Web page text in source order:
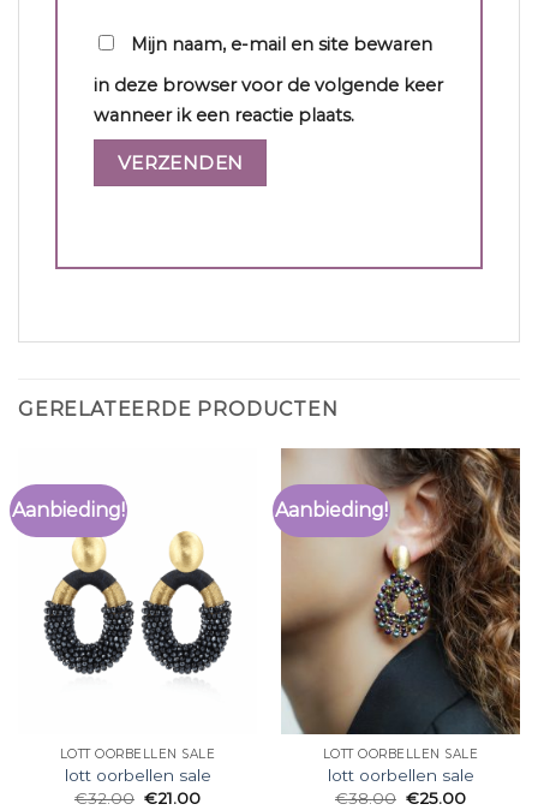
Mijn naam, e-mail en site bewaren
in deze browser voor de volgende keer
wanneer ik een reactie plaats.
GERELATEERDE PRODUCTEN
Aanbieding!
LOTT OORBELLEN SALE
lott oorbellen sale
€32.00 €21.00
Aanbieding!
LOTT OORBELLEN SALE
lott oorbellen sale
€38.00 €25.00